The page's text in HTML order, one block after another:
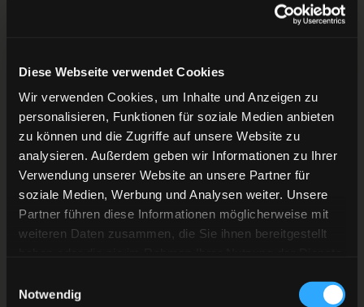
Diese Webseite verwendet Cookies
Wir verwenden Cookies, um Inhalte und Anzeigen zu
personalisieren, Funktionen für soziale Medien anbieten
zu können und die Zugriffe auf unsere Website zu
analysieren. Außerdem geben wir Informationen zu Ihrer
Verwendung unserer Website an unsere Partner für
soziale Medien, Werbung und Analysen weiter. Unsere
Partner führen diese Informationen möglicherweise mit
weiteren Daten zusammen, die Sie ihnen bereitgestellt
Notwendig
「裕志朗はスケーティングに秀でているだけでなく、
体格の良さと力強さを兼ね備えたFW。ずば抜けたシュ
ート力に強みを持ち、特にワンタイマーが光る。フィ
ジカルの強さを活かした、身体を張ったプレーも持ち
味だ。国際試合の経験に加え、DEL 2（ドイツアイス
ホッケー2部リーグ）での経験をチームに持ちこんでく
れるだろう」